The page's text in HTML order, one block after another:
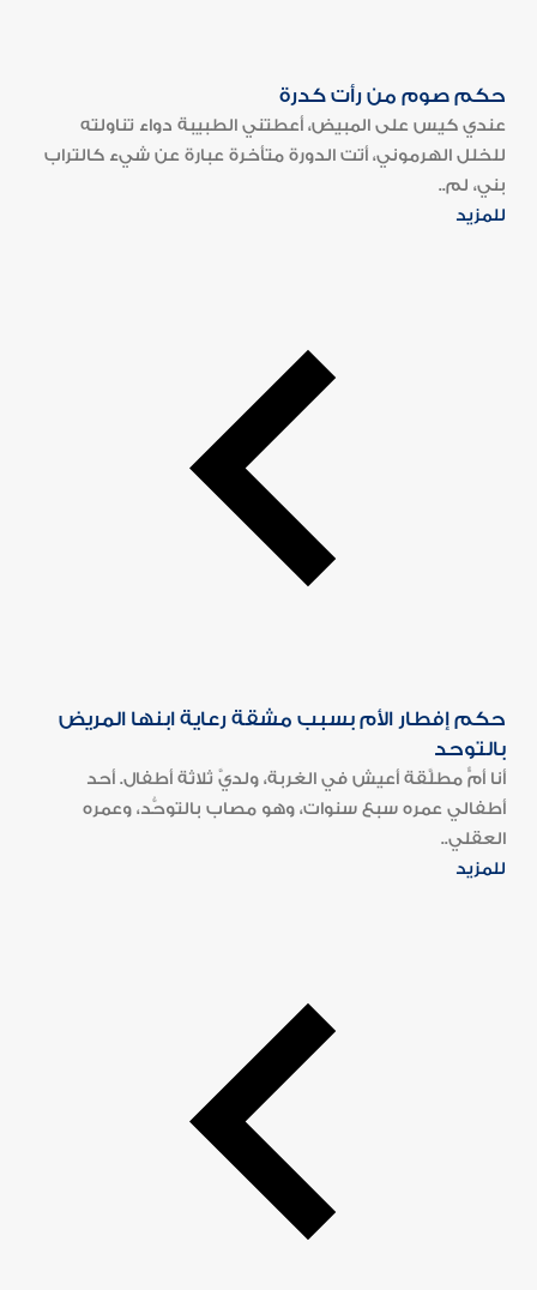
حكم صوم من رأت كدرة
عندي كيس على المبيض، أعطتني الطبيبة دواء تناولته
للخلل الهرموني، أتت الدورة متأخرة عبارة عن شيء كالتراب
بني، لم..
للمزيد
حكم إفطار الأم بسبب مشقة رعاية ابنها المريض
بالتوحد
أنا أمٌّ مطلَّقة أعيش في الغربة، ولديَّ ثلاثة أطفال. أحد
أطفالي عمره سبع سنوات، وهو مصاب بالتوحُّد، وعمره
العقلي..
للمزيد